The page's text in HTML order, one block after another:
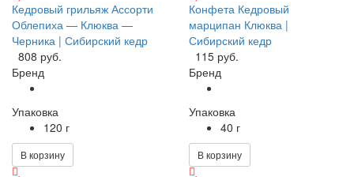
Кедровый грильяж Ассорти
Облепиха — Клюква —
Черника | Сибирский кедр
808 руб.
Бренд
Упаковка
120 г
В корзину
Конфета Кедровый
марципан Клюква |
Сибирский кедр
115 руб.
Бренд
Упаковка
40 г
В корзину